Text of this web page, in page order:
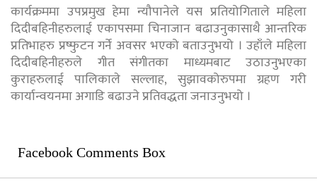
कार्यक्रममा उपप्रमुख हेमा न्यौपानेले यस प्रतियोगिताले महिला
दिदीबहिनीहरुलाई एकापसमा चिनाजान बढाउनुकासाथै आन्तरिक
प्रतिभाहरु प्रष्फुटन गर्ने अवसर भएको बताउनुभयो । उहाँले महिला
दिदीबहिनीहरुले गीत संगीतका माध्यमबाट उठाउनुभएका
कुराहरुलाई पालिकाले सल्लाह, सुझावकोरुपमा ग्रहण गरी
कार्यान्वयनमा अगाडि बढाउने प्रतिवद्धता जनाउनुभयो ।
Facebook Comments Box